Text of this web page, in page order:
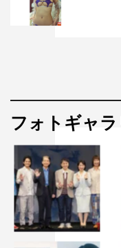
フォトギャラ